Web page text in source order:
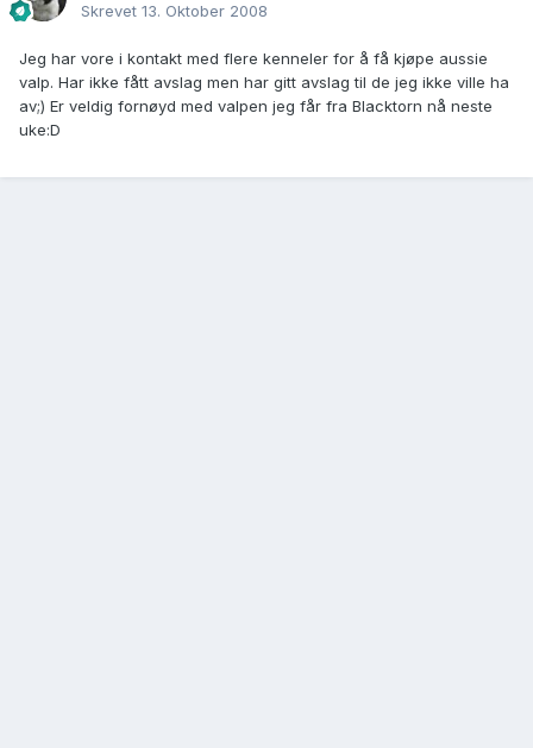
Skrevet 13. Oktober 2008
Jeg har vore i kontakt med flere kenneler for å få kjøpe aussie
valp. Har ikke fått avslag men har gitt avslag til de jeg ikke ville ha
av;) Er veldig fornøyd med valpen jeg får fra Blacktorn nå neste
uke:D